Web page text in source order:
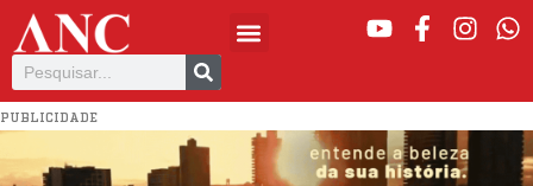
PUBLICIDADE